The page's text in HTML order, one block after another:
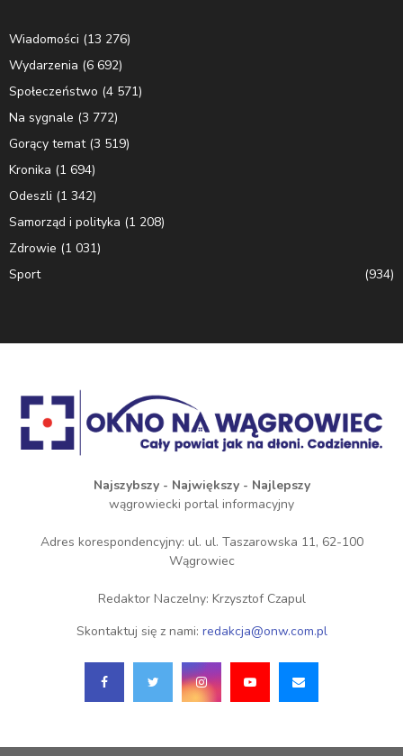
Wiadomości (13 276)
Wydarzenia (6 692)
Społeczeństwo (4 571)
Na sygnale (3 772)
Gorący temat(3 519)
Kronika (1 694)
Odeszli (1 342)
Samorząd i polityka (1 208)
Zdrowie (1 031)
Sport
(934)
Najszybszy - Największy - Najlepszy
wągrowiecki portal informacyjny
Adres korespondencyjny: ul. ul. Taszarowska 11, 62-100
Wągrowiec
Redaktor Naczelny: Krzysztof Czapul
Skontaktuj się z nami: redakcja@onw.com.pl